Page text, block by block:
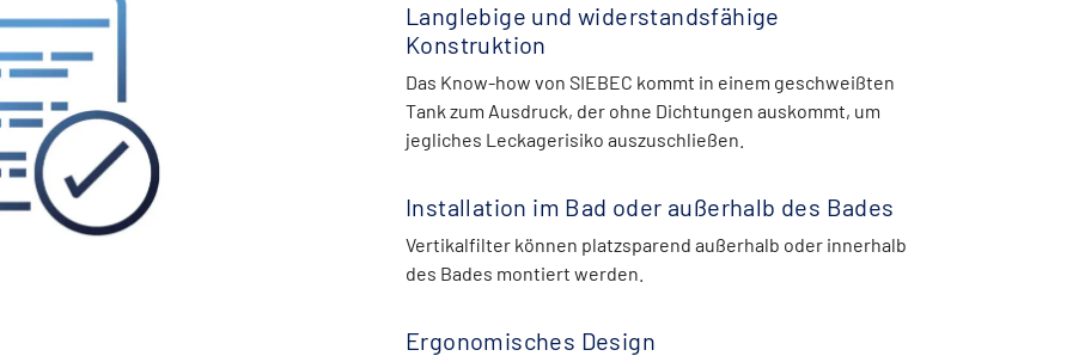
Langlebige und widerstandsfähige
Konstruktion
Das Know-how von SIEBEC kommt in einem geschweißten
Tank zum Ausdruck, der ohne Dichtungen auskommt, um
jegliches Leckagerisiko auszuschließen.
Installation im Bad oder außerhalb des Bades
Vertikalfilter können platzsparend außerhalb oder innerhalb
des Bades montiert werden.
Ergonomisches Design